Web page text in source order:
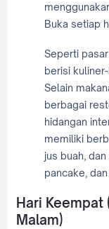
Buka setiap
Seperti
berisi
Selain
berbagai
hidangan
memiliki
jus buah,
pancake, dan
Hari Keempat
Malam)